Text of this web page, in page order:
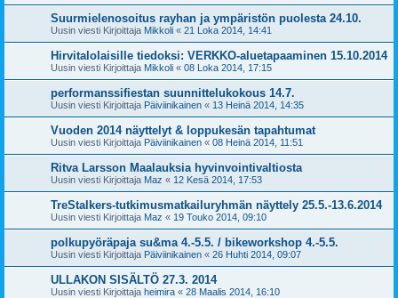
Suurmielenosoitus rayhan ja ympäristön puolesta 24.10.
Uusin viesti Kirjoittaja Mikkoli « 21 Loka 2014, 14:41
Hirvitalolaisille tiedoksi: VERKKO-aluetapaaminen 15.10.2014
Uusin viesti Kirjoittaja Mikkoli « 08 Loka 2014, 17:15
performanssifiestan suunnittelukokous 14.7.
Uusin viesti Kirjoittaja Päiviinikainen « 13 Heinä 2014, 14:35
Vuoden 2014 näyttelyt & loppukesän tapahtumat
Uusin viesti Kirjoittaja Päiviinikainen « 08 Heinä 2014, 11:51
Ritva Larsson Maalauksia hyvinvointivaltiosta
Uusin viesti Kirjoittaja Maz « 12 Kesä 2014, 17:53
TreStalkers-tutkimusmatkailuryhmän näyttely 25.5.-13.6.2014
Uusin viesti Kirjoittaja Maz « 19 Touko 2014, 09:10
polkupyöräpaja su&ma 4.-5.5. / bikeworkshop 4.-5.5.
Uusin viesti Kirjoittaja Päiviinikainen « 26 Huhti 2014, 09:07
ULLAKON SISÄLTÖ 27.3. 2014
Uusin viesti Kirjoittaja heimira « 28 Maalis 2014, 16:10